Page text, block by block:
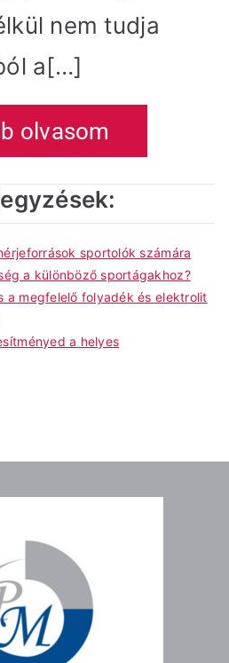
nem tudja
a[…]
olvasom
sportolók számára
a különböző sportágakhoz?
a megfelelő folyadék és elektrolit
a helyes